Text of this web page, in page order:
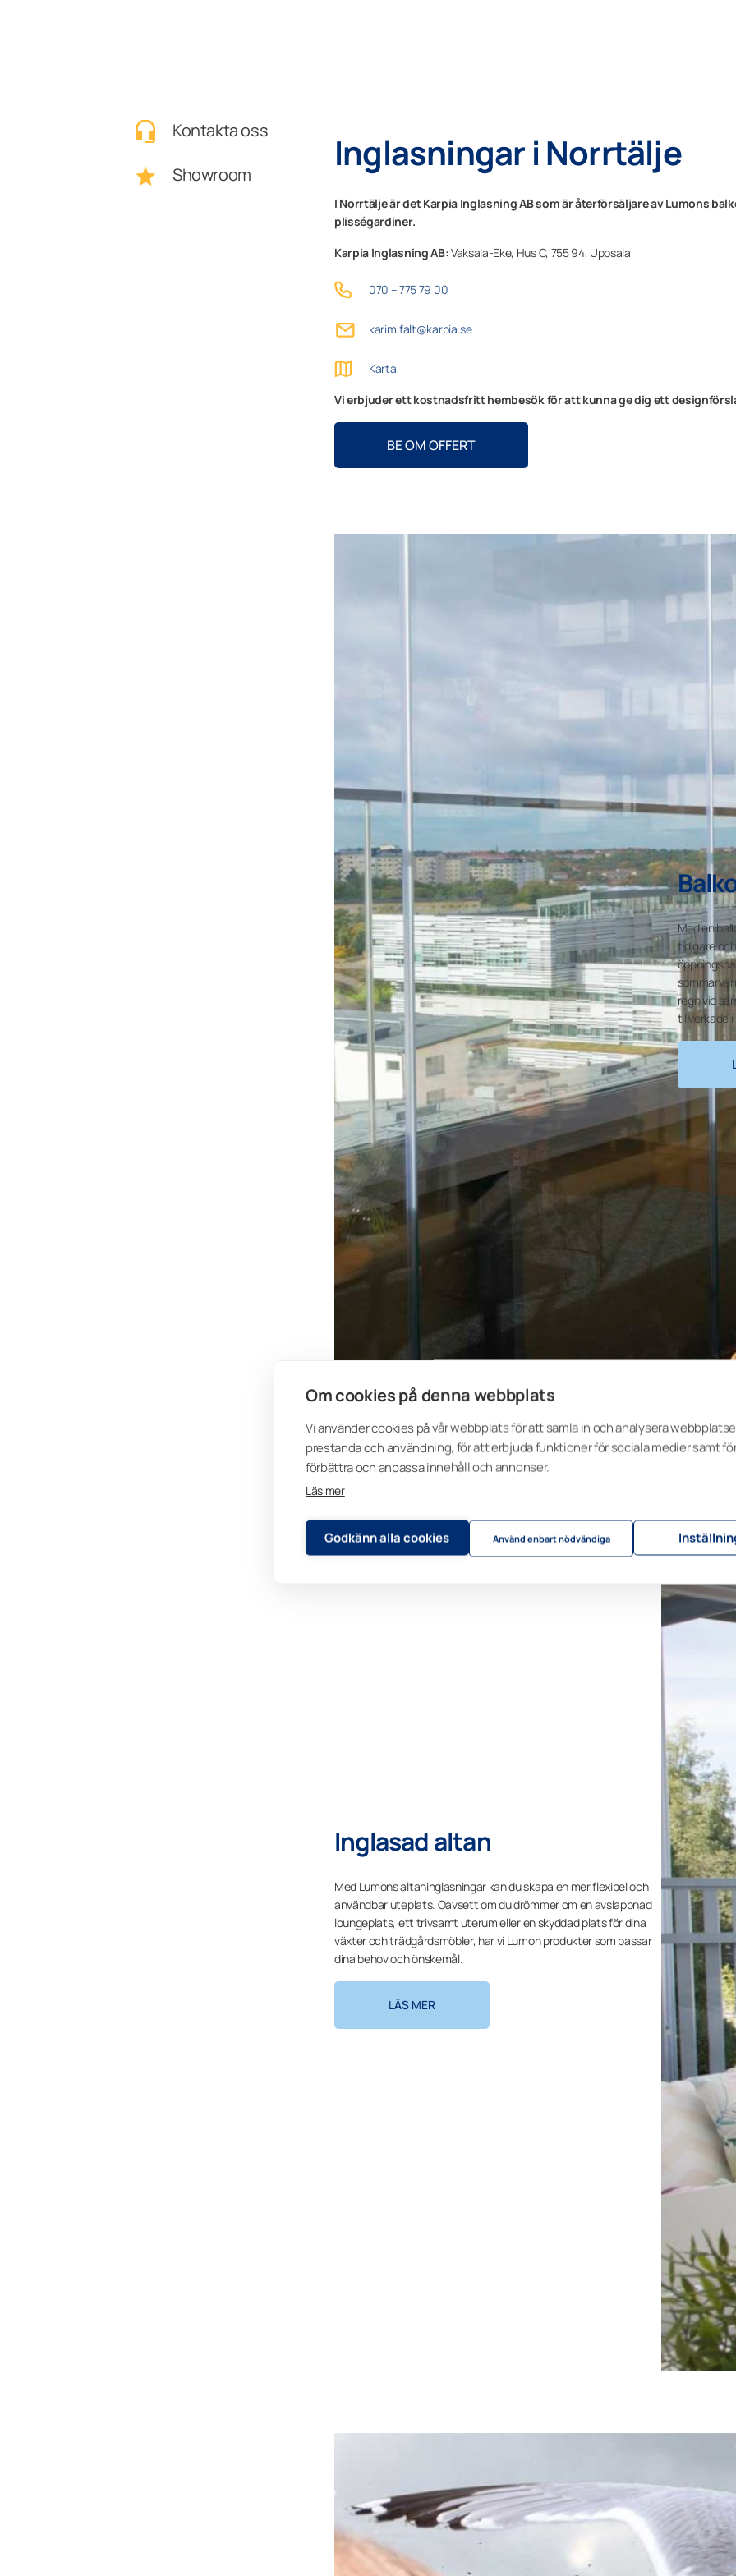
Om cookies på denna webbplats
Vi använder cookies på vår webbplats för att samla in och analysera
prestanda och användning, för att erbjuda funktioner för sociala medier samt
förbättra och anpassa innehåll och annonser.
Läs mer
Godkänn alla cookies Använd enbart nödvändiga
Kontakta oss
Showroom
Inglasningar i Norrtälje
I Norrtäljeär detKarpia Inglasning ABsom är återförsäljare av Lumons
plisségardiner.
Karpia Inglasning AB:Vaksala-Eke, Hus C, 755 94, Uppsala
070 – 775 79 00
karim.falt@karpia.se
Karta
Vi erbjuder ett kostnadsfritt hembesök för att kunna ge dig ett
BE OM OFFERT
Med en
tidigare
regn vid
tillverkade
Inglasad altan
Med Lumons altaninglasningar kan du skapa en mer flexibel och
användbar uteplats. Oavsett om du drömmer om en avslappnad
loungeplats, ett trivsamt uterum eller en skyddad plats för dina
växter och trädgårdsmöbler, har vi Lumon produkter som passar
dina behov och önskemål.
LÄS MER